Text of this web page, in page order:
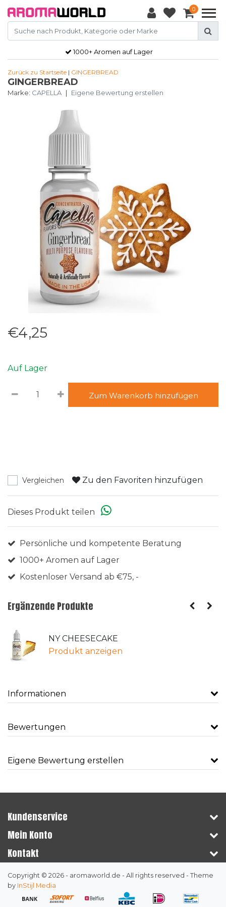
0
1000+ Aromen auf Lager
Zurück zu Startseite | GINGERBREAD
GINGERBREAD
Marke: CAPELLA | Eigene Bewertung erstellen
€4,25
Auf Lager
Zum Warenkorb hinzufügen
Vergleichen Zu den Favoriten hinzufügen
Dieses Produkt teilen
Persönliche und kompetente Beratung
1000+ Aromen auf Lager
Kostenloser Versand ab €75, -
Ergänzende Produkte
NY CHEESECAKE
Produkt anzeigen
Informationen
Bewertungen
Eigene Bewertung erstellen
Kundenservice
Mein Konto
Kontakt
Copyright © 2026 - aromaworld.de - All rights reserved - Theme
by InStijl Media